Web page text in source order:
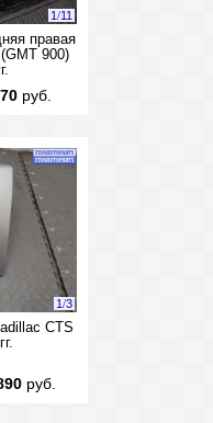
1/11
правая
900)
руб.
1/3
CTS
руб.